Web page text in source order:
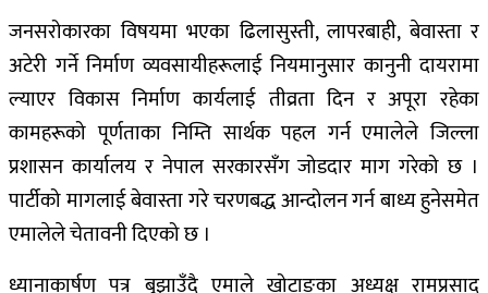
जनसरोकारका विषयमा भएका ढिलासुस्ती, लापरबाही, बेवास्ता र
अटेरी गर्ने निर्माण व्यवसायीहरूलाई नियमानुसार कानुनी दायरामा
ल्याएर विकास निर्माण कार्यलाई तीव्रता दिन र अपूरा रहेका
कामहरूको पूर्णताका निम्ति सार्थक पहल गर्न एमालेले जिल्ला
प्रशासन कार्यालय र नेपाल सरकारसँग जोडदार माग गरेको छ ।
पार्टीको मागलाई बेवास्ता गरे चरणबद्ध आन्दोलन गर्न बाध्य हुनेसमेत
एमालेले चेतावनी दिएको छ ।
ध्यानाकार्षण पत्र बुझाउँदै एमाले खोटाङका अध्यक्ष रामप्रसाद